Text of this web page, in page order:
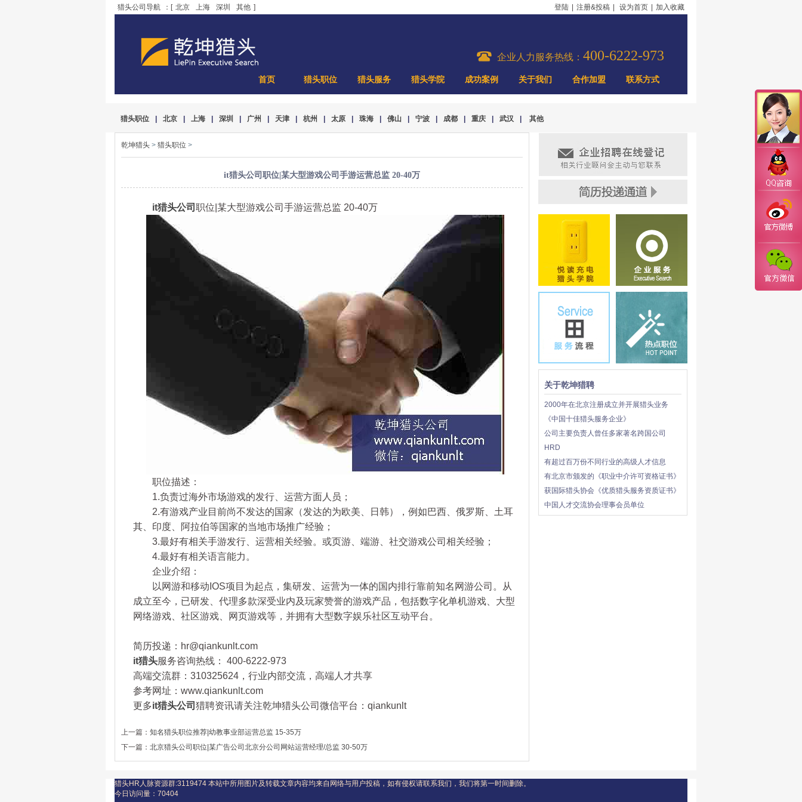
猎头公司导航 ：[ 北京 上海 深圳 其他 ] 登陆 注册&投稿 设为首页 加入收藏
企业人力服务热线： 400-6222-973
首页 猎头职位 猎头服务 猎头学院 成功案例 关于我们 合作加盟 联系方式
猎头职位 北京 上海 深圳 广州 天津 杭州 太原 珠海 佛山 宁波 成都 重庆 武汉 其他
乾坤猎头 > 猎头职位 >
it猎头公司职位|某大型游戏公司手游运营总监 20-40万
it猎头公司 职位|某大型游戏公司手游运营总监 20-40万
职位描述：
1.负责过海外市场游戏的发行、运营方面人员；
2.有游戏产业目前尚不发达的国家（发达的为欧美、日韩），例如巴西、俄罗斯、土耳
其、印度、阿拉伯等国家的当地市场推广经验；
3.最好有相关手游发行、运营相关经验。或页游、端游、社交游戏公司相关经验；
4.最好有相关语言能力。
企业介绍：
以网游和移动IOS项目为起点，集研发、运营为一体的国内排行靠前知名网游公司。从
成立至今，已研发、代理多款深受业内及玩家赞誉的游戏产品，包括数字化单机游戏、大型
网络游戏、社区游戏、网页游戏等，并拥有大型数字娱乐社区互动平台。
简历投递：hr@qiankunlt.com
it猎头服务咨询热线： 400-6222-973
高端交流群：310325624，行业内部交流，高端人才共享
参考网址：www.qiankunlt.com
更多it猎头公司 猎聘资讯请关注乾坤猎头公司微信平台：qiankunlt
上一篇： 知名猎头职位推荐|幼教事业部运营总监 15-35万
下一篇： 北京猎头公司职位|某广告公司北京分公司网站运营经理/总监 30-50万
关于乾坤猎聘
2000年在北京注册成立并开展猎头业务
《中国十佳猎头服务企业》
公司主要负责人曾任多家著名跨国公司
HRD
有超过百万份不同行业的高级人才信息
有北京市颁发的《职业中介许可资格证书》
获国际猎头协会《优质猎头服务资质证书》
中国人才交流协会理事会员单位
猎头HR人脉资源群:3119474 本站中所用图片及转载文章内容均来自网络与用户投稿，如有侵权请联系我们，我们将第一时间删除。
今日访问量： 70404